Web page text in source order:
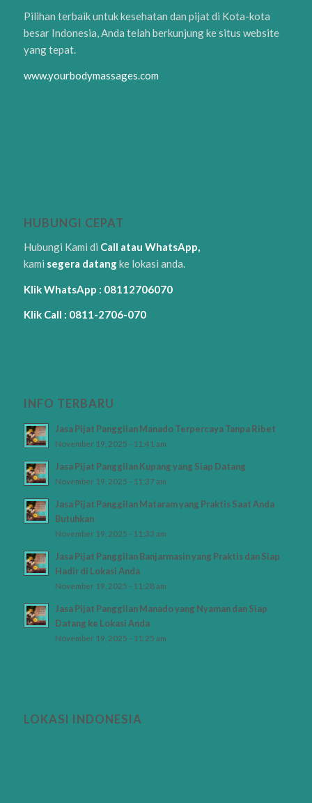
Pilihan terbaik untuk kesehatan dan pijat di Kota-kota
besar Indonesia, Anda telah berkunjung ke situs website
yang tepat.
www.yourbodymassages.com
HUBUNGI CEPAT
Hubungi Kami di Call atau WhatsApp,
kami segera datangke lokasi anda.
Klik WhatsApp : 08112706070
Klik Call : 0811-2706-070
INFO TERBARU
Jasa Pijat Panggilan Manado Terpercaya Tanpa Ribet
November 19, 2025 - 11:41 am
Jasa Pijat Panggilan Kupang yang Siap Datang
November 19, 2025 - 11:37 am
Jasa Pijat Panggilan Mataram yang Praktis Saat Anda
Butuhkan
November 19, 2025 - 11:33 am
Jasa Pijat Panggilan Banjarmasin yang Praktis dan Siap
Hadir di Lokasi Anda
November 19, 2025 - 11:28 am
Jasa Pijat Panggilan Manado yang Nyaman dan Siap
Datang ke Lokasi Anda
November 19, 2025 - 11:25 am
LOKASI INDONESIA